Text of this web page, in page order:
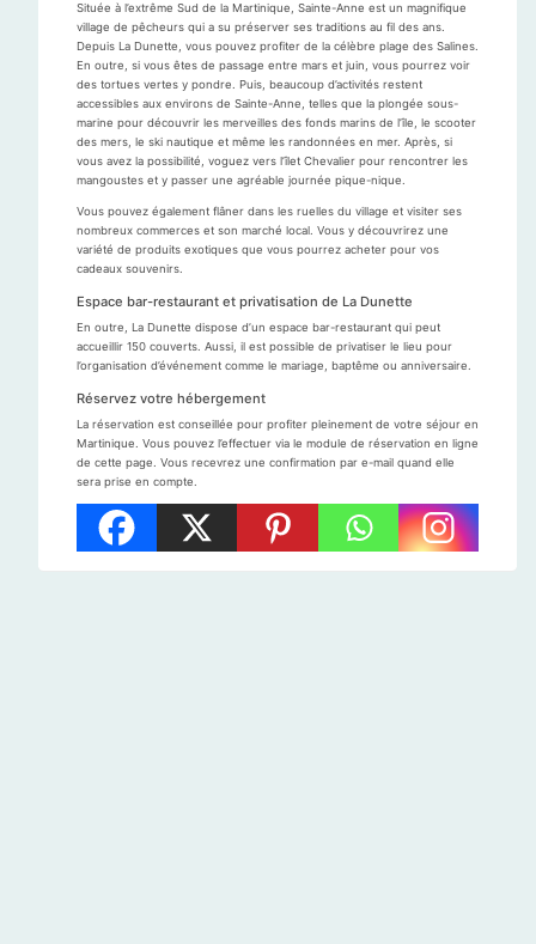
Située à l’extrême Sud de la Martinique, Sainte-Anne est un magnifique
village de pêcheurs qui a su préserver ses traditions au fil des ans.
Depuis La Dunette, vous pouvez profiter de la célèbre plage des Salines.
En outre, si vous êtes de passage entre mars et juin, vous pourrez voir
des tortues vertes y pondre. Puis, beaucoup d’activités restent
accessibles aux environs de Sainte-Anne, telles que la plongée sous-
marine pour découvrir les merveilles des fonds marins de l’île, le scooter
des mers, le ski nautique et même les randonnées en mer. Après, si
vous avez la possibilité, voguez vers l’îlet Chevalier pour rencontrer les
mangoustes et y passer une agréable journée pique-nique.
Vous pouvez également flâner dans les ruelles du village et visiter ses
nombreux commerces et son marché local. Vous y découvrirez une
variété de produits exotiques que vous pourrez acheter pour vos
cadeaux souvenirs.
Espace bar-restaurant et privatisation de La Dunette
En outre, La Dunette dispose d’un espace bar-restaurant qui peut
accueillir 150 couverts. Aussi, il est possible de privatiser le lieu pour
l’organisation d’événement comme le mariage, baptême ou anniversaire.
Réservez votre hébergement
La réservation est conseillée pour profiter pleinement de votre séjour en
Martinique. Vous pouvez l’effectuer via le module de réservation en ligne
de cette page. Vous recevrez une confirmation par e-mail quand elle
sera prise en compte.